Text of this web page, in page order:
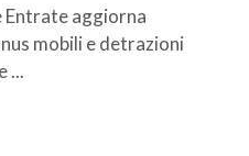
Entrate aggiorna
mobili e detrazioni
...